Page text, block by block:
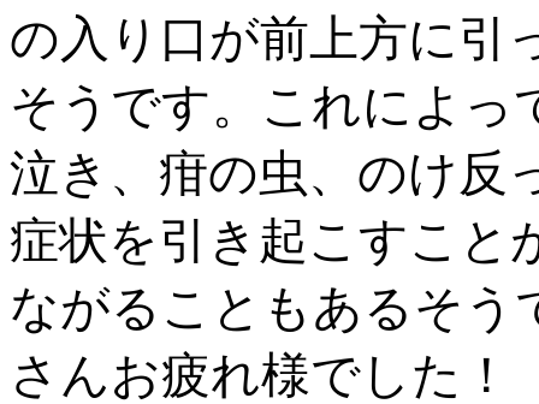
の入り口が前上方に引
そうです。これによっ
泣き、疳の虫、のけ反
症状を引き起こすこと
ながることもあるそう
さんお疲れ様でした！